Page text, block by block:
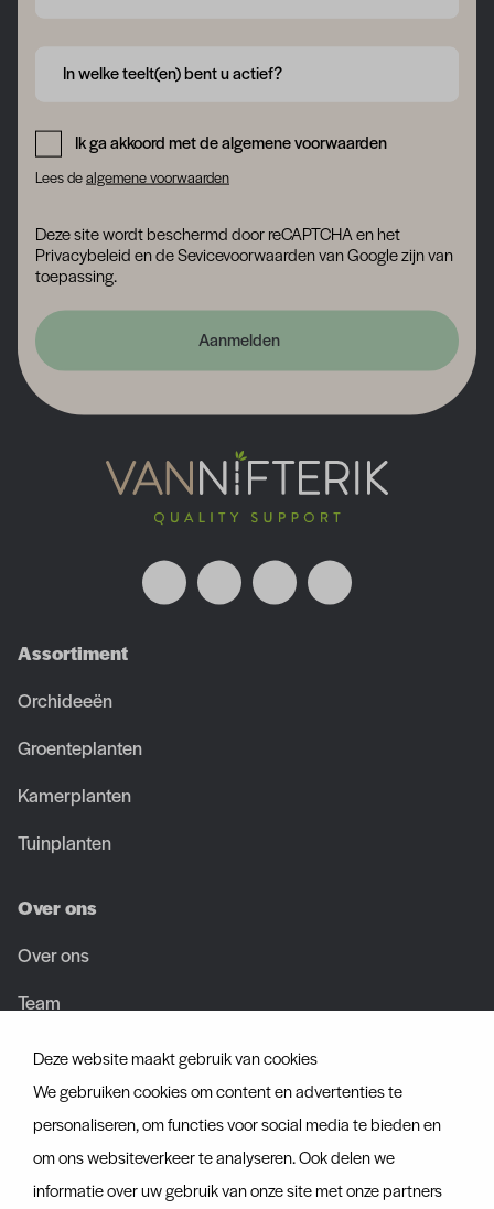
Deze website maakt gebruik van cookies
We gebruiken cookies om content en advertenties te
personaliseren, om functies voor social media te bieden en
om ons websiteverkeer te analyseren. Ook delen we
informatie over uw gebruik van onze site met onze partners
In welke teelt(en) bent u actief?
Form field 6a751c37ea603
Ik ga akkoord met de algemene voorwaarden
Lees de algemene voorwaarden
Deze site wordt beschermd door reCAPTCHA en het
Privacybeleid ende Sevicevoorwaardenvan Google zijn van
toepassing.
Aanmelden
Assortiment
Orchideeën
Groenteplanten
Kamerplanten
Tuinplanten
Over ons
Over ons
Team
Vacatures
Certificaten
Ontdek ook